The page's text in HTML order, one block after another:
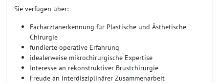
Sie verfügen über:
Facharztanerkennung für Plastische und Ästhetische
Chirurgie
fundierte operative Erfahrung
idealerweise mikrochirurgische Expertise
Interesse an rekonstruktiver Brustchirurgie
Freude an interdisziplinärer Zusammenarbeit